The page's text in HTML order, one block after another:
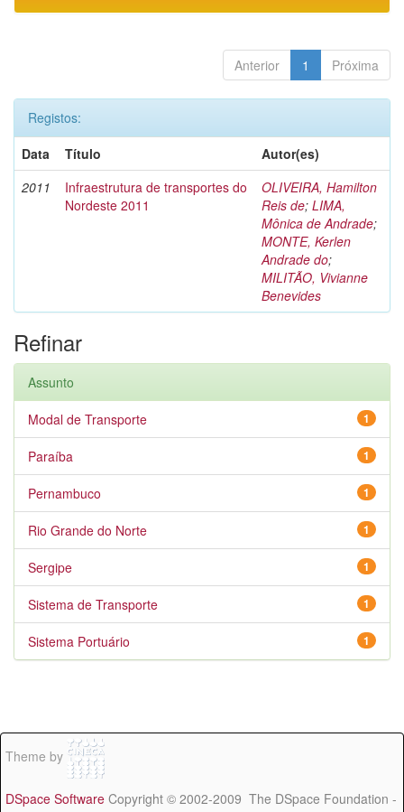
Anterior 1 Próxima
Registos:
Data
Título
Autor(es)
2011
Infraestrutura de transportes do
Nordeste 2011
OLIVEIRA, Hamilton
Reis de; LIMA,
Mônica de Andrade;
MONTE, Kerlen
Andrade do;
MILITÃO, Vivianne
Benevides
Refinar
Assunto
1
Modal de Transporte
1
Paraíba
1
Pernambuco
1
Rio Grande do Norte
1
Sergipe
1
Sistema de Transporte
1
Sistema Portuário
Theme by
DSpace Software Copyright © 2002-2009 The DSpace Foundation -